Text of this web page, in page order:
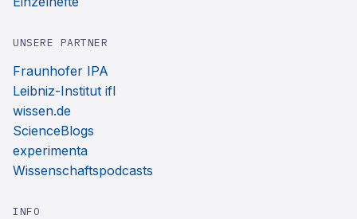
UNSERE PARTNER
Fraunhofer IPA
Leibniz-Institut ifl
wissen.de
ScienceBlogs
experimenta
Wissenschaftspodcasts
INFO